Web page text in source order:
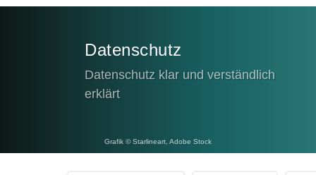
Datenschutz
Datenschutz klar und verständlich
erklärt
Grafik © Starlineart, Adobe Stock